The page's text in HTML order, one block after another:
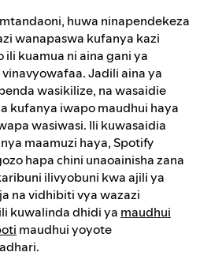
huwa ninapendekeza
wanapaswa kufanya kazi
kuamua ni aina gani ya
Jadili aina ya
wasikilize, na wasaidie
kufanya iwapo maudhui haya
wasiwasi. Ili kuwasaidia
maamuzi haya, Spotify
hapa chini unaoainisha zana
ilivyobuni kwa ajili ya
na vidhibiti vya wazazi
kuwalinda dhidi ya maudhui
maudhui yoyote